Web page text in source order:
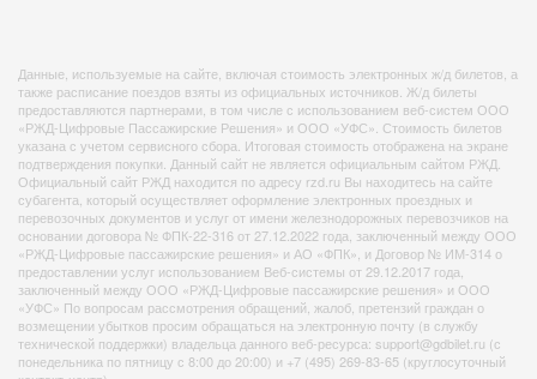
Данные, используемые на сайте, включая стоимость электронных ж/д билетов, а
также расписание поездов взяты из официальных источников. Ж/д билеты
предоставляются партнерами, в том числе с использованием веб-систем ООО
«РЖД-Цифровые Пассажирские Решения» и ООО «УФС». Стоимость билетов
указана с учетом сервисного сбора. Итоговая стоимость отображена на экране
подтверждения покупки. Данный сайт не является официальным сайтом РЖД.
Официальный сайт РЖД находится по адресу rzd.ru Вы находитесь на сайте
субагента, который осуществляет оформление электронных проездных и
перевозочных документов и услуг от имени железнодорожных перевозчиков на
основании договора № ФПК-22-316 от 27.12.2022 года, заключенный между ООО
«РЖД-Цифровые пассажирские решения» и АО «ФПК», и Договор № ИМ-314 о
предоставлении услуг использованием Веб-системы от 29.12.2017 года,
заключенный между ООО «РЖД-Цифровые пассажирские решения» и ООО
«УФС» По вопросам рассмотрения обращений, жалоб, претензий граждан о
возмещении убытков просим обращаться на электронную почту (в службу
технической поддержки) владельца данного веб-ресурса: support@gdbilet.ru (с
понедельника по пятницу с 8:00 до 20:00) и +7 (495) 269-83-65 (круглосуточный